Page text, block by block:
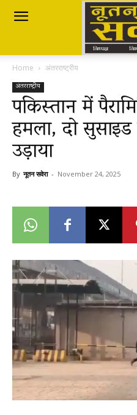
Nutan
Savera
नूतन
सवेरा
Breaking
News
LIVE
Home अंतरराष्ट्रीय
अंतरराष्ट्रीय
पकिस्तान में
हमला, दो
उड़ाया
By नूतन सवेरा - November 24, 2025